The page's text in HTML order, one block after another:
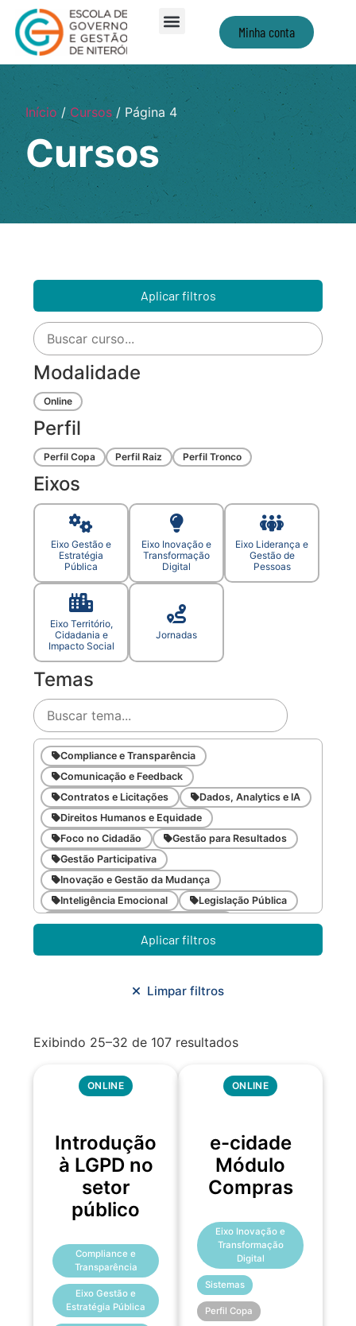
Minha conta
Início/Cursos/ Página 4
Cursos
Aplicar filtros
Modalidade
Online
Perfil
Perfil Copa Perfil Raiz Perfil Tronco
Eixos
Eixo Gestão e
Estratégia
Pública
Eixo Inovação e
Transformação
Digital
Eixo Liderança e
Gestão de
Pessoas
Eixo Território,
Cidadania e
Impacto Social
Jornadas
Temas
Compliance e Transparência
Comunicação e Feedback
Contratos e Licitações
Dados, Analytics e IA
Direitos Humanos e Equidade
Foco no Cidadão
Gestão para Resultados
Gestão Participativa
Inovação e Gestão da Mudança
Inteligência Emocional
Legislação Pública
Meio Ambiente e Sustentabilidade
Metodologias Ágeis
Orçamento e Finanças
Planejamento Urbano/Mobilidade
Aplicar filtros
Limpar filtros
Exibindo 25–32 de 107 resultados
ONLINE
Introdução
à LGPD no
setor
público
Compliance e
Transparência
Eixo Gestão e
Estratégia Pública
ONLINE
e-cidade
Módulo
Compras
Eixo Inovação e
Transformação
Digital
Sistemas
Perfil Copa